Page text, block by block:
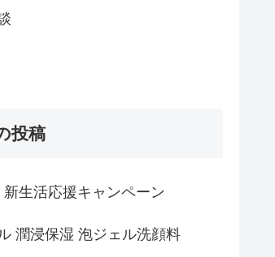
投稿
新生活応援キャンペーン
潤浸保湿 泡ジェル洗顔料